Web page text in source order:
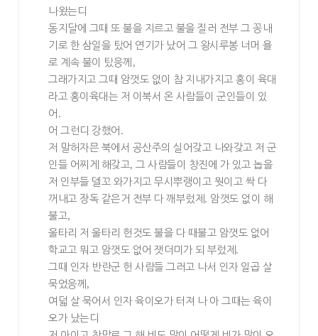
나왔는디
동지달에 그때 또 불을 지르고 불을 질러 전부 그 꽁내
기로 한 삼일을 탔어 연기가 났어 그 왕시루봉 너머 욜
로 계속 불이 탔응께 ,
그래가지고 그때 암껏도 없이 참 지내가지고 홍이 육대
라고 홍이육대는 저 이북서 온 사람들이 군인들이 있
어 .
어 그런디 강했어 .
저 말허자믄 북에서 공산주의 실어갖고 나와갖고 저 군
인들 어찌게 해갖고 ,그 사람들이 창진에 가 있고 놉을
저 인부들 델꼬 와가지고 무시뿌랭이고 뭣이고 싹 다
꺼내고 장독 같은거 전부 다 깨부렀제 . 암껏도 없이 해
불고 ,
울타리 저 울타리 헌것도 불을 다 때불고 암껏도 없어
학교고 뭐고 암껏도 없어 잿더미가 되 부렀제 .
그때 인자 반란군 헌 사람들 그러고 나서 인자 일곱 살
묵었응께 ,
여덟 살 묵어서 인자 육이오가 터져 나 아 그때는 육이
오가 났는디